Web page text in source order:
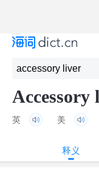
Accessory
英 美
释义